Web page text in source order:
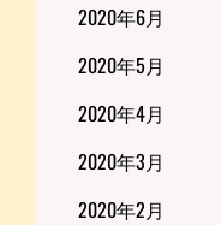
2020年6月
2020年5月
2020年4月
2020年3月
2020年2月